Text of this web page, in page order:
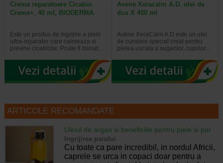
Crema reparatoare Cicabio
Creme+, 40 ml, BIODERMA
Este un produs de ingrijire a pielii
ultra-reparator care calmeaza si
previne cicatricile. Poate fi folosit…
Avene Xeracalm A.D. ulei de
dus X 400 ml
Avène XeraCalm A.D este un ulei
de curatare special creat pentru
pielea uscata a sugarilor, copiilor…
ARTICOLE RECOMANDATE
Uleiul de argan si beneficiile pentru piele si par
Ingrijirea parului
Cu toate ca pare incredibil, in nordul Africii,
caprele se urca in copaci doar pentru a